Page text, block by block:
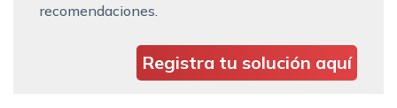
recomendaciones.
Registra tu solución aquí